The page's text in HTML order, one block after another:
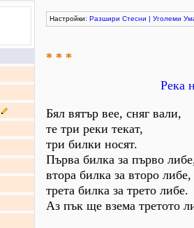
Настройки: Разшири Стесни | Уголеми
* * *
Река
Бял вятър вее, сняг вали,
те три реки текат,
три билки носят.
Първа билка за първо
втора билка за второ либе,
трета билка за трето либе.
Аз пък ще взема третото